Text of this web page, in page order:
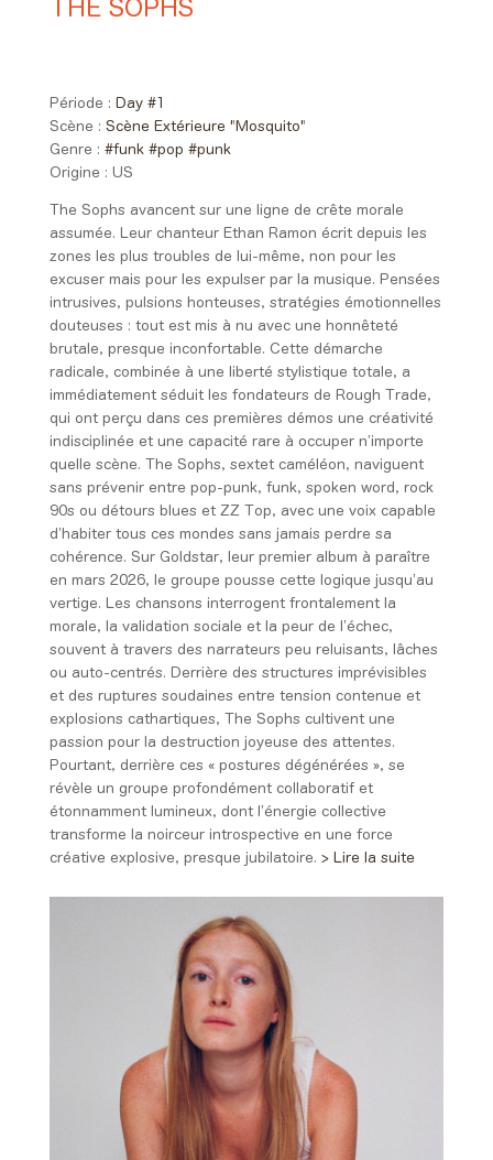
THE SOPHS
Période : Day #1
Scène : Scène Extérieure "Mosquito"
Genre : #funk #pop #punk
Origine : US
The Sophs avancent sur une ligne de crête morale
assumée. Leur chanteur Ethan Ramon écrit depuis les
zones les plus troubles de lui-même, non pour les
excuser mais pour les expulser par la musique. Pensées
intrusives, pulsions honteuses, stratégies émotionnelles
douteuses : tout est mis à nu avec une honnêteté
brutale, presque inconfortable. Cette démarche
radicale, combinée à une liberté stylistique totale, a
immédiatement séduit les fondateurs de Rough Trade,
qui ont perçu dans ces premières démos une créativité
indisciplinée et une capacité rare à occuper n’importe
quelle scène. The Sophs, sextet caméléon, naviguent
sans prévenir entre pop-punk, funk, spoken word, rock
90s ou détours blues et ZZ Top, avec une voix capable
d’habiter tous ces mondes sans jamais perdre sa
cohérence. Sur Goldstar, leur premier album à paraître
en mars 2026, le groupe pousse cette logique jusqu’au
vertige. Les chansons interrogent frontalement la
morale, la validation sociale et la peur de l’échec,
souvent à travers des narrateurs peu reluisants, lâches
ou auto-centrés. Derrière des structures imprévisibles
et des ruptures soudaines entre tension contenue et
explosions cathartiques, The Sophs cultivent une
passion pour la destruction joyeuse des attentes.
Pourtant, derrière ces « postures dégénérées », se
révèle un groupe profondément collaboratif et
étonnamment lumineux, dont l’énergie collective
transforme la noirceur introspective en une force
créative explosive, presque jubilatoire. > Lire la suite